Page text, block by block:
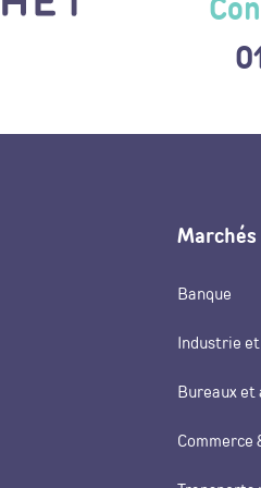
Marchés
Banque
Industrie
Bureaux